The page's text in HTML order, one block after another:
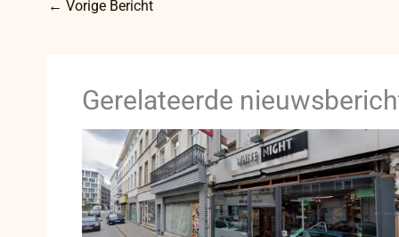
← Vorige Bericht
Gerelateerde